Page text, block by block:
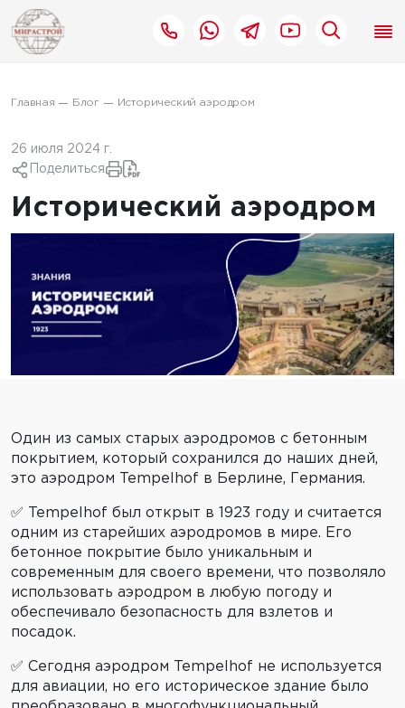
Главная Блог Исторический аэродром
26 июля 2024 г.
Поделиться
Исторический аэродром
Один из самых старых аэродромов с бетонным
покрытием, который сохранился до наших дней,
это аэродром Tempelhof в Берлине, Германия.
✅ Tempelhof был открыт в 1923 году и считается
одним из старейших аэродромов в мире. Его
бетонное покрытие было уникальным и
современным для своего времени, что позволяло
использовать аэродром в любую погоду и
обеспечивало безопасность для взлетов и
посадок.
✅ Сегодня аэродром Tempelhof не используется
для авиации, но его историческое здание было